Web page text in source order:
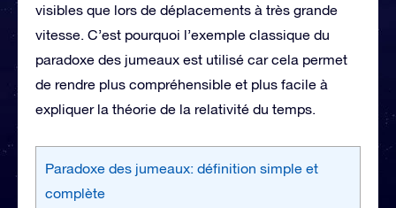
visibles que lors de déplacements à très grande
vitesse. C’est pourquoi l’exemple classique du
paradoxe des jumeaux est utilisé car cela permet
de rendre plus compréhensible et plus facile à
expliquer la théorie de la relativité du temps.
Paradoxe des jumeaux: définition simple et
complète